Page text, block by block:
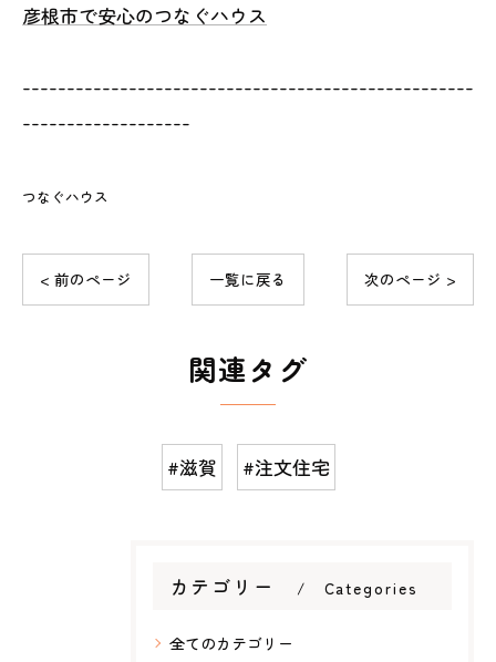
彦根市で安心のつなぐハウス
---------------------------------------------------
-------------------
つなぐハウス
< 前のページ 一覧に戻る 次のページ >
関連タグ
#滋賀 #注文住宅
カテゴリー Categories
全てのカテゴリー